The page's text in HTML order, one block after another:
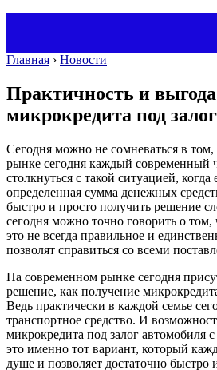
Главная › Новости
Практичность и
микрокредита под
Сегодня можно не сомневаться в
рынке сегодня каждый современный
столкнуться с такой ситуацией,
определенная сумма денежных
быстро и просто получить решение
сегодня можно точно говорить о
это не всегда правильное и
позволят справиться со всеми
На современном рынке сегодня
решение, как получение
Ведь практически в каждой семье
транспортное средство. И
микрокредита под залог автомобиля
это именно тот вариант, который
душе и позволяет достаточно быстро